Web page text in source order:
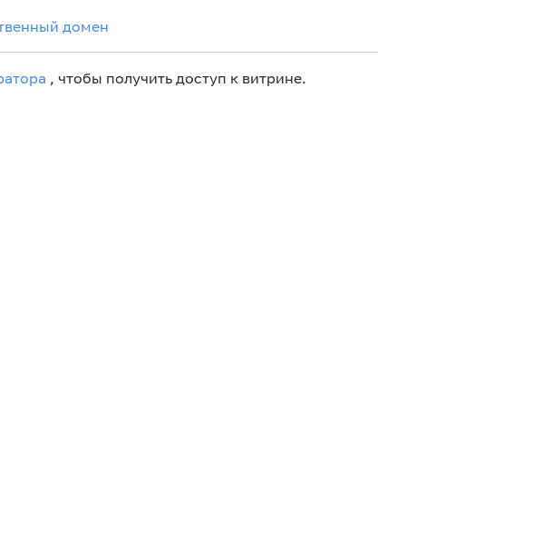
домен
, чтобы получить доступ к витрине.